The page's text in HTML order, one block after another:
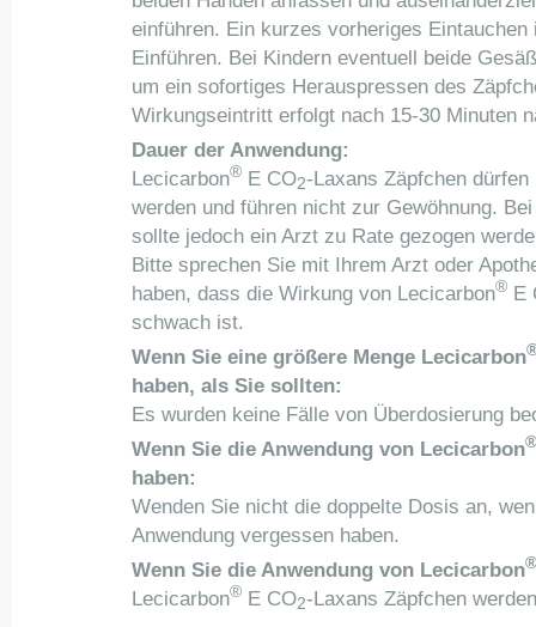
einführen. Ein kurzes vorheriges
Einführen. Bei Kindern eventuell beide
um ein sofortiges Herauspressen des
Wirkungseintritt erfolgt nach 15-30 Minuten
Dauer der Anwendung:
Lecicarbon® E CO2-Laxans Zäpfchen
werden und führen nicht zur Gewöhnung.
sollte jedoch ein Arzt zu Rate gezogen
Bitte sprechen Sie mit Ihrem Arzt oder
haben, dass die Wirkung von Lecicarbon® E
schwach ist.
Wenn Sie eine größere Menge Lecicarbon
haben, als Sie sollten:
Es wurden keine Fälle von Überdosierung
Wenn Sie die Anwendung von Lecicarbon®
haben:
Wenden Sie nicht die doppelte Dosis an,
Anwendung vergessen haben.
Wenn Sie die Anwendung von Lecicarbon®
Lecicarbon® E CO2-Laxans Zäpfchen